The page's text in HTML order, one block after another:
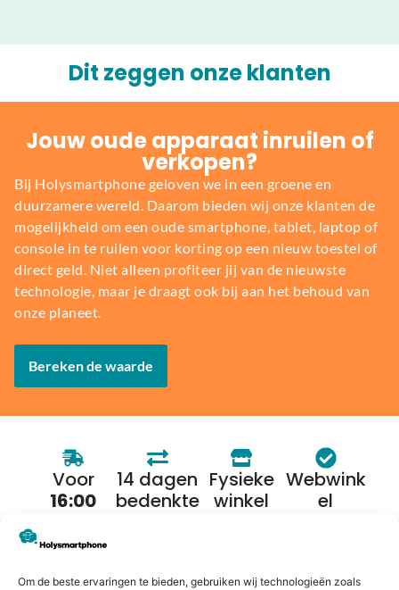
Om de beste ervaringen te bieden, gebruiken wij technologieën zoals
Dit zeggen onze klanten
Jouw oude apparaat inruilen of
verkopen?
Bij Holysmartphone geloven we in een groene en
duurzamere wereld. Daarom bieden wij onze klanten de
mogelijkheid om een oude smartphone, tablet, laptop of
console in te ruilen voor korting op een nieuw toestel of
direct geld. Niet alleen profiteer jij van de nieuwste
technologie, maar je draagt ook bij aan het behoud van
onze planeet.
Bereken de waarde
Voor
16:00
morgen
14 dagen
bedenkte
Fysieke
winkel
Webwink
el